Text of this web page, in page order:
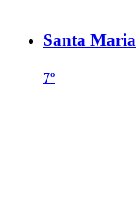
Santa Maria
7º